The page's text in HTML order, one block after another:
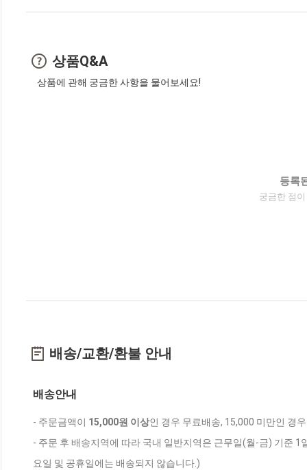
상품Q&A
상품에 관해 궁금한 사항을 물어보세요!
등록
궁금한 점
배송/교환/환불 안내
배송안내
- 주문금액이 15,000원 이상인 경우 무료배송, 15,000 미만인 경
- 주문 후 배송지역에 따라 국내 일반지역은 근무일(월-금) 기준
요일 및 공휴일에는 배송되지 않습니다.)